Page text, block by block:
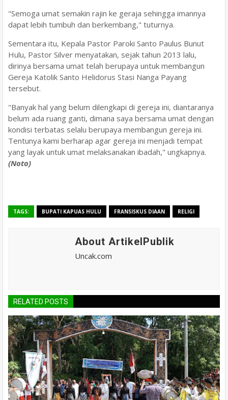
"Semoga umat semakin rajin ke geraja sehingga imannya
dapat lebih tumbuh dan berkembang," tuturnya.
Sementara itu, Kepala Pastor Paroki Santo Paulus Bunut
Hulu, Pastor Silver menyatakan, sejak tahun 2013 lalu,
dirinya bersama umat telah berupaya untuk membangun
Gereja Katolik Santo Helidorus Stasi Nanga Payang
tersebut.
"Banyak hal yang belum dilengkapi di gereja ini, diantaranya
belum ada ruang ganti, dimana saya bersama umat dengan
kondisi terbatas selalu berupaya membangun gereja ini.
Tentunya kami berharap agar gereja ini menjadi tempat
yang layak untuk umat melaksanakan ibadah," ungkapnya.
(Noto)
TAGS: BUPATI KAPUAS HULU FRANSISKUS DIAAN RELIGI
About ArtikelPublik
Uncak.com
RELATED POSTS